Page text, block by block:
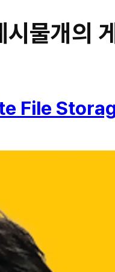
물개의
File